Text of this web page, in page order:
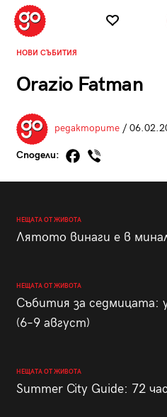
НОВИ СЪБИТИЯ
Orazio Fatman
редакторите/
Сподели:
НЕЩАТА ОТ ЖИВОТА
Лятото винаги е в
НЕЩАТА ОТ ЖИВОТА
Събития за седмицата:
(6–9 август)
НЕЩАТА ОТ ЖИВОТА
Summer City Guide: 72